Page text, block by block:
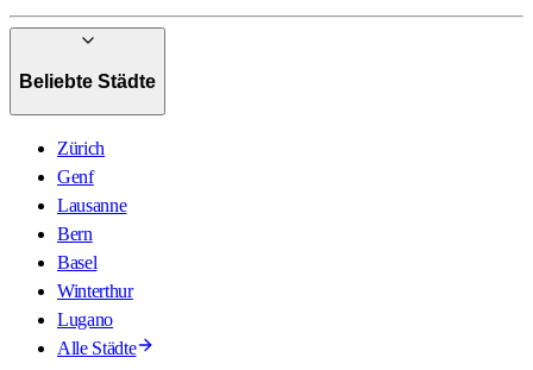
Beliebte Städte
Zürich
Genf
Lausanne
Bern
Basel
Winterthur
Lugano
Alle Städte